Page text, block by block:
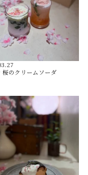
桜のクリームソーダ